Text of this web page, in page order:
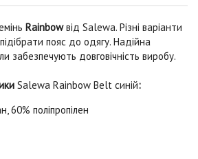
Rainbowвід Salewa. Різні варіанти
пояс до одягу. Надійна
забезпечують довговічність виробу.
Salewa Rainbow Belt синій:
60% поліпропілен